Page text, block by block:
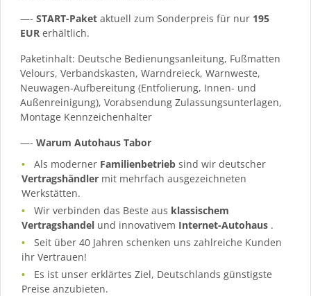
—- START-Paket aktuell zum Sonderpreis für nur 195
EUR erhältlich.
Paketinhalt: Deutsche Bedienungsanleitung, Fußmatten
Velours, Verbandskasten, Warndreieck, Warnweste,
Neuwagen-Aufbereitung (Entfolierung, Innen- und
Außenreinigung), Vorabsendung Zulassungsunterlagen,
Montage Kennzeichenhalter
—- Warum Autohaus Tabor
Als moderner Familienbetrieb sind wir deutscher
Vertragshändler mit mehrfach ausgezeichneten
Werkstätten.
Wir verbinden das Beste aus klassischem
Vertragshandel und innovativem Internet-Autohaus .
Seit über 40 Jahren schenken uns zahlreiche Kunden
ihr Vertrauen!
Es ist unser erklärtes Ziel, Deutschlands günstigste
Preise anzubieten.